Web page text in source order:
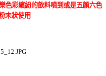
色彩繽紛的飲料噴到或是五顏六色
末狀使用